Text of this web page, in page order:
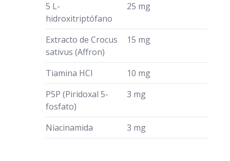
5 L-
hidroxitriptófano
25 mg
Extracto de Crocus
sativus (Affron)
15 mg
Tiamina HCI
10 mg
P5P (Piridoxal 5-
fosfato)
3 mg
Niacinamida 3 mg